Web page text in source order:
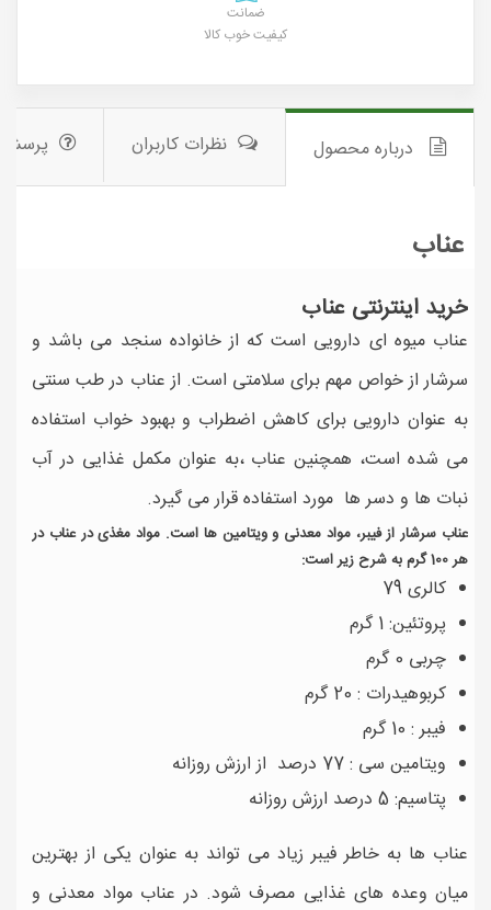
ضمانت
کیفیت خوب کالا
درباره محصول نظرات کاربران
عناب
خرید اینترنتی عناب
عناب میوه ای دارویی است که از خانواده سنجد می باشد و
سرشار از خواص مهم برای سلامتی است. از عناب در طب سنتی
به عنوان دارویی برای کاهش اضطراب و بهبود خواب استفاده
می شده است، همچنین عناب ،به عنوان مکمل غذایی در آب
نبات ها و دسر ها مورد استفاده قرار می گیرد.
عناب سرشار از فیبر، مواد معدنی و ویتامین ها است. مواد مغذی در عناب در
هر 100 گرم به شرح زیر است:
کالری 79
پروتئین: 1 گرم
چربی 0 گرم
کربوهیدرات : 20 گرم
فیبر : 10 گرم
ویتامین سی : 77 درصد از ارزش روزانه
پتاسیم: 5 درصد ارزش روزانه
عناب ها به خاطر فیبر زیاد می تواند به عنوان یکی از بهترین
میان وعده های غذایی مصرف شود. در عناب مواد معدنی و